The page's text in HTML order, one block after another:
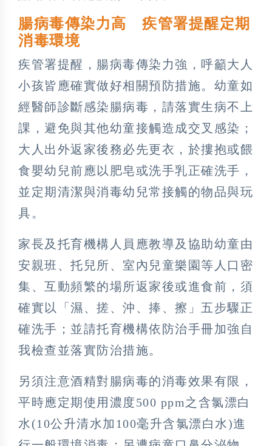
腸病毒傳染力高 疾管署提醒定期
消毒環境
疾管署提醒，腸病毒傳染力強，呼籲大人
小孩皆應確實做好相關預防措施。幼童如
經醫師診斷感染腸病毒，請落實生病不上
課，避免與其他幼童接觸造成交叉感染；
大人出外返家後務必先更衣，於摟抱或餵
食嬰幼兒前應以肥皂或洗手乳正確洗手，
並定期清潔與消毒幼兒常接觸的物品與玩
具。
家長及托育機構人員應教導及協助幼童由
安親班、托兒所、室內兒童樂園等人口密
集、互動頻繁的場所返家後或進食前，須
確實以「濕、搓、沖、捧、擦」五步驟正
確洗手；並請托育機構依防治手冊加強自
我檢查並落實防治措施。
另須注意酒精對腸病毒的消毒效果有限，
平時應定期使用濃度500 ppm之含氯漂白
水(10公升清水加100毫升含氯漂白水)進